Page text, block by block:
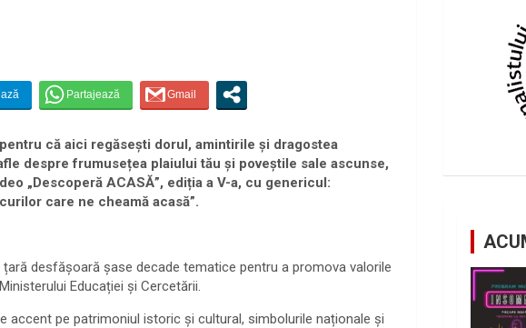
că aici regăsești dorul, amintirile și dragostea
despre frumusețea plaiului tău și poveștile sale ascunse,
„Descoperă ACASĂ”, ediția a V-a, cu genericul:
care ne cheamă acasă”.
desfășoară șase decade tematice pentru a promova valorile
Educației și Cercetării.
accent pe patrimoniul istoric și cultural, simbolurile naționale și